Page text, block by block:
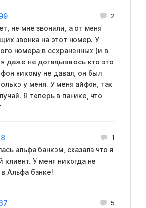
2
не мне звонили, а от меня
звонка на этот номер. У
номера в сохраненных (и в
я даже не догадываюсь кто это
никому не давал, он был
у меня. У меня айфон, так
Я теперь в панике, что
1
альфа банком, сказала что я
клиент. У меня никогда не
Альфа банке!
5